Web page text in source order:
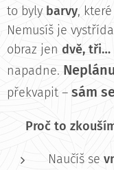
to byly barvy,
Nemusíš je
obraz jen dvě, tři…
napadne.
překvapit – sám
💡 Proč to
Naučíš se